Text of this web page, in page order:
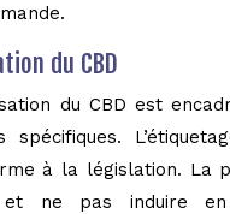
du CBD
du CBD est
spécifiques.
à la législation. La
et ne pas induire